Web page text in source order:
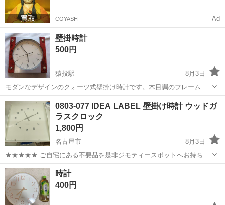
COYASH Ad
壁掛時計
500円
猿投駅
8月3日
モダンなデザインのクォーツ式壁掛け時計です。木目調のフレームと
シルバーのアクセントが特徴で、インテリアのアクセントとしてお使
いいただけます。 【商品詳細】 ・タイプ：壁掛け時計 ・駆動方式：
クォーツ式 ・デザイン：スクエア...
愛知 豊田市
0803-077 IDEA LABEL 壁掛け時計 ウッドガ
ラスクロック
1,800円
名古屋市
8月3日
★★★★★ ご自宅にある不要品を是非ジモティースポットへお持ち込
みしませんか？ 家電、趣味・スポーツ・レジャー用品、こども用品、
衣料服飾品、生活雑貨、家具、本、CD・DVDなどが無料でまとめて持
ち込めます！ ※詳細はこ...
愛知 名古屋市
時計
400円